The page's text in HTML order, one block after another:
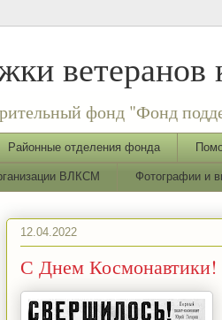
ветеранов
фонд "Фонд
Районные отделения фонда
ВЛКСМ Фотографии и
12.04.2022
С Днем Космонавтики!